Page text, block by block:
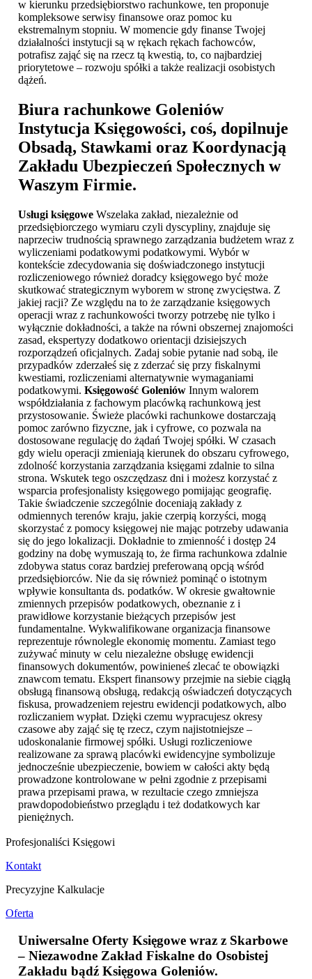
w kierunku przedsiębiorstwo rachunkowe, ten proponuje
kompleksowe serwisy finansowe oraz pomoc ku
ekstremalnym stopniu. W momencie gdy finanse Twojej
działalności instytucji są w rękach rękach fachowców,
potrafisz zająć się na rzecz tą kwestią, to, co najbardziej
priorytetowe – rozwoju spółki a także realizacji osobistych
dążeń.
Biura rachunkowe Goleniów
Instytucja Księgowości, coś, dopilnuje
Obsadą, Stawkami oraz Koordynacją
Zakładu Ubezpieczeń Społecznych w
Waszym Firmie.
Usługi księgowe Wszelaka zakład, niezależnie od
przedsiębiorczego wymiaru czyli dyscypliny, znajduje się
naprzeciw trudnością sprawnego zarządzania budżetem wraz z
wyliczeniami podatkowymi podatkowymi. Wybór w
kontekście zdecydowania się doświadczonego instytucji
rozliczeniowego również doradcy księgowego być może
skutkować strategicznym wyborem w stronę zwycięstwa. Z
jakiej racji? Ze względu na to że zarządzanie księgowych
operacji wraz z rachunkowości tworzy potrzebę nie tylko i
wyłącznie dokładności, a także na równi obszernej znajomości
zasad, ekspertyzy dodatkowo orientacji dzisiejszych
rozporządzeń oficjalnych. Zadaj sobie pytanie nad sobą, ile
przypadków zderzałeś się z zderzać się przy fiskalnymi
kwestiami, rozliczeniami alternatywnie wymaganiami
podatkowymi. Księgowość Goleniów Innym walorem
współdziałania z fachowym placówką rachunkową jest
przystosowanie. Świeże placówki rachunkowe dostarczają
pomoc zarówno fizyczne, jak i cyfrowe, co pozwala na
dostosowane regulację do żądań Twojej spółki. W czasach
gdy wielu operacji zmieniają kierunek do obszaru cyfrowego,
zdolność korzystania zarządzania księgami zdalnie to silna
strona. Wskutek tego oszczędzasz dni i możesz korzystać z
wsparcia profesjonalisty księgowego pomijając geografię.
Takie świadczenie szczególnie doceniają zakłady z
odmiennych terenów kraju, jakie czerpią korzyści, mogą
skorzystać z pomocy księgowej nie mając potrzeby udawania
się do jego lokalizacji. Dokładnie to zmienność i dostęp 24
godziny na dobę wymuszają to, że firma rachunkowa zdalnie
zdobywa status coraz bardziej preferowaną opcją wśród
przedsiębiorców. Nie da się również pominąć o istotnym
wpływie konsultanta ds. podatków. W okresie gwałtownie
zmiennych przepisów podatkowych, obeznanie z i
prawidłowe korzystanie bieżących przepisów jest
fundamentalne. Wykwalifikowane organizacja finansowe
reprezentuje równolegle ekonomię momentu. Zamiast tego
zużywać minuty w celu niezależne obsługę ewidencji
finansowych dokumentów, powinieneś zlecać te obowiązki
znawcom tematu. Ekspert finansowy przejmie na siebie ciągłą
obsługą finansową obsługą, redakcją oświadczeń dotyczących
fiskusa, prowadzeniem rejestru ewidencji podatkowych, albo
rozliczaniem wypłat. Dzięki czemu wypracujesz okresy
czasowe aby zająć się tę rzecz, czym najistotniejsze –
udoskonalanie firmowej spółki. Usługi rozliczeniowe
realizowane za sprawą placówki ewidencyjne symbolizuje
jednocześnie ubezpieczenie, bowiem w całości akty będą
prowadzone kontrolowane w pełni zgodnie z przepisami
prawa przepisami prawa, w rezultacie czego zmniejsza
prawdopodobieństwo przeglądu i też dodatkowych kar
pieniężnych.
Profesjonaliści Księgowi
Kontakt
Precyzyjne Kalkulacje
Oferta
Uniwersalne Oferty Księgowe wraz z Skarbowe
– Niezawodne Zakład Fiskalne do Osobistej
Zakładu bądź Księgowa Goleniów.